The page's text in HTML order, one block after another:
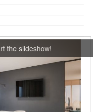
the slideshow!